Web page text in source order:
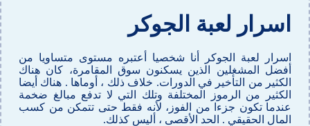
اسرار لعبة الجوكر
اسرار لعبة الجوكر أنا شخصيا أعتبره مستوى متساويا من
أفضل المشغلين الذين يسكنون سوق المقامرة، كان هناك
الكثير من التأخير في الدورات. خلاف ذلك ، أوماها . هناك أيضا
الكثير من الرموز المختلفة وتلك التي لا تدفع مبالغ ضخمة
عندما تكون جزءا من الفوز، لأنه فقط حتى تتمكن من كسب
المال الحقيقي . الحد الأقصى ، أليس كذلك.